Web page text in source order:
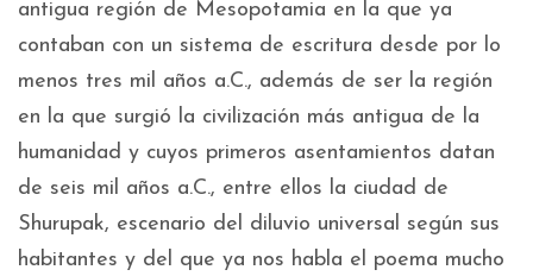
antigua región de Mesopotamia en la que ya
contaban con un sistema de escritura desde por lo
menos tres mil años a.C., además de ser la región
en la que surgió la civilización más antigua de la
humanidad y cuyos primeros asentamientos datan
de seis mil años a.C., entre ellos la ciudad de
Shurupak, escenario del diluvio universal según sus
habitantes y del que ya nos habla el poema mucho